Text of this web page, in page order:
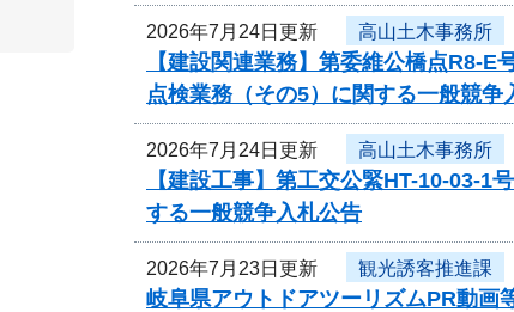
2026年7月24日更新 高山土木事務所
【建設関連業務】第委維公橋点R8-
点検業務（その5）に関する一般競争
2026年7月24日更新 高山土木事務所
【建設工事】第工交公緊HT-10-03-
する一般競争入札公告
2026年7月23日更新 観光誘客推進課
岐阜県アウトドアツーリズムPR動画